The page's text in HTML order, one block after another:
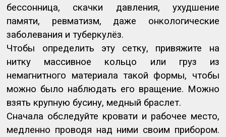
бессонница, скачки давления, ухудшение
памяти, ревматизм, даже онкологические
заболевания и туберкулёз.
Чтобы определить эту сетку, привяжите на
нитку массивное кольцо или груз из
немагнитного материала такой формы, чтобы
можно было наблюдать его вращение. Можно
взять крупную бусину, медный браслет.
Сначала обследуйте кровати и рабочее место,
медленно проводя над ними своим прибором.